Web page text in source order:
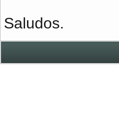
Saludos.